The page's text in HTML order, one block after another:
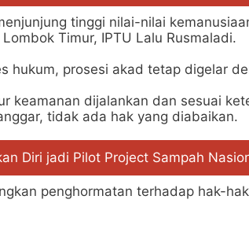
tinggi nilai-nilai
Timur, IPTU Lalu Rusmaladi.
hukum, prosesi akad tetap digelar
keamanan dijalankan dan sesuai
tidak ada hak yang diabaikan.
Diri jadi Pilot Project Sampah
penghormatan terhadap hak-